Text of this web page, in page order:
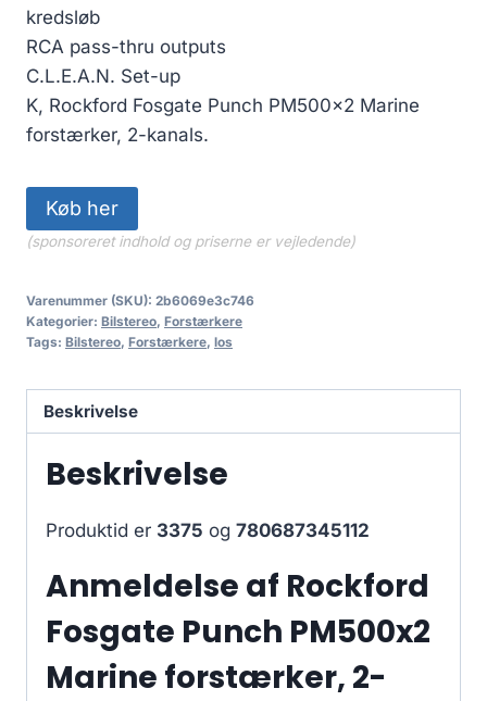
kredsløb
RCA pass-thru outputs
C.L.E.A.N. Set-up
K, Rockford Fosgate Punch PM500x2 Marine
forstærker, 2-kanals.
Køb her
(sponsoreret indhold og priserne er vejledende)
Varenummer (SKU): 2b6069e3c746
Kategorier: Bilstereo, Forstærkere
Tags: Bilstereo, Forstærkere, los
Beskrivelse
Beskrivelse
Produktid er 3375 og 780687345112
Anmeldelse af Rockford
Fosgate Punch PM500x2
Marine forstærker, 2-